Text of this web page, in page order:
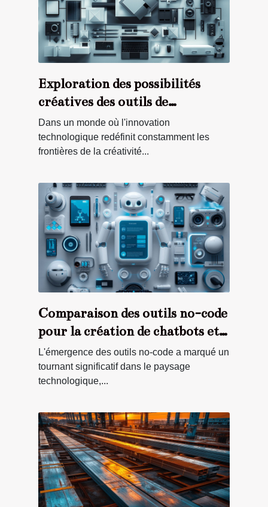
Exploration des possibilités
créatives des outils de
génération d'images et logos
assistés par IA
Dans un monde où l'innovation
technologique redéfinit constamment les
frontières de la créativité...
Comparaison des outils no-code
pour la création de chatbots et
leur impact sur le service client
L'émergence des outils no-code a marqué un
tournant significatif dans le paysage
technologique,...